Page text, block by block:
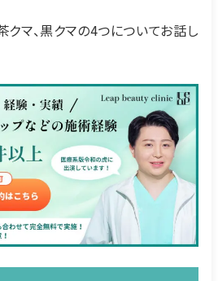
クマ、黒クマの4つについてお話し